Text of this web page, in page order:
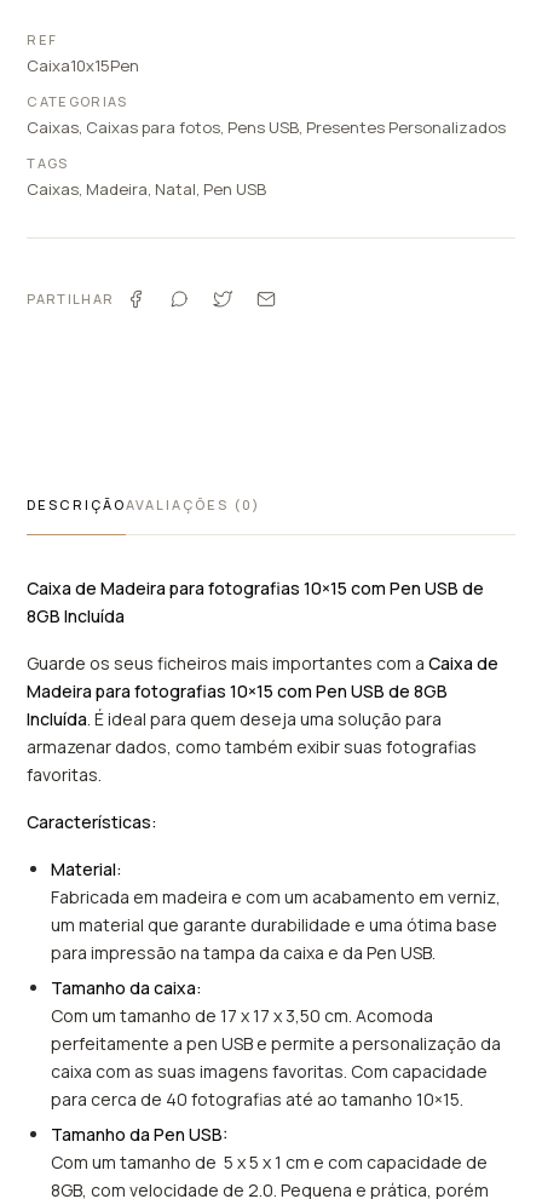
REF
Caixa10x15Pen
CATEGORIAS
Caixas, Caixas para fotos, Pens USB, Presentes Personalizados
TAGS
Caixas, Madeira, Natal, Pen USB
PARTILHAR
DESCRIÇÃOAVALIAÇÕES (0)
Caixa de Madeira para fotografias 10×15 com Pen USB de
8GB Incluída
Guarde os seus ficheiros mais importantes com aCaixa de
Madeira para fotografias 10×15 com Pen USB de 8GB
Incluída. É ideal para quem deseja uma solução para
armazenar dados, como também exibir suas fotografias
favoritas.
Características:
Material:
Fabricada em madeira e com um acabamento em verniz,
um material que garante durabilidade e uma ótima base
para impressão na tampa da caixa e da Pen USB.
Tamanho da caixa:
Com um tamanho de 17 x 17 x 3,50 cm. Acomoda
perfeitamente a pen USB e permite a personalização da
caixa com as suas imagens favoritas. Com capacidade
para cerca de 40 fotografias até ao tamanho 10×15.
Tamanho da Pen USB:
Com um tamanho de 5 x 5 x 1 cm e com capacidade de
8GB, com velocidade de 2.0. Pequena e prática, porém